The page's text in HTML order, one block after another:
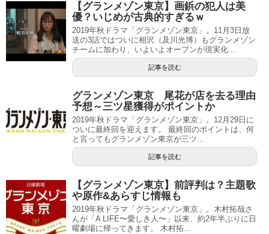
【グランメゾン東京】画鋲の犯人は美
優？いじめが古典的すぎるｗ
2019年秋ドラマ「グランメゾン東京」。11月3日放
送の3話ではついに相沢（及川光博）もグランメゾン
チームに加わり、いよいよオープンが現実化...
記事を読む
グランメゾン東京 尾花が店を去る理由
予想～三ツ星獲得がポイントか
2019年秋ドラマ「グランメゾン東京」。12月29日に
ついに最終回を迎えます。 最終回のポイントは、何
と言ってもグランメゾン東京が三ツ...
記事を読む
【グランメゾン東京】前評判は？主題歌
や原作&あらすじ情報も
2019年秋ドラマ「グランメゾン東京」。木村拓哉さ
んが「A LIFE〜愛しき人〜」以来、約2年半ぶりに日
曜劇場に帰ってきます。 木村拓...